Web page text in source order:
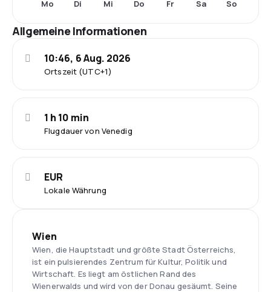
Mo Di Mi Do Fr Sa So
Allgemeine Informationen
Ortszeit (UTC+1)
10:46, 6 Aug. 2026
Flugdauer von Venedig
1 h 10 min
Lokale Währung
EUR
Wien
Wien, die Hauptstadt und größte Stadt Österreichs,
ist ein pulsierendes Zentrum für Kultur, Politik und
Wirtschaft. Es liegt am östlichen Rand des
Wienerwalds und wird von der Donau gesäumt. Seine